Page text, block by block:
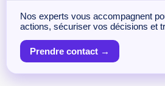
Nos experts vous accompagnent
actions, sécuriser vos décisions et
Prendre contact →